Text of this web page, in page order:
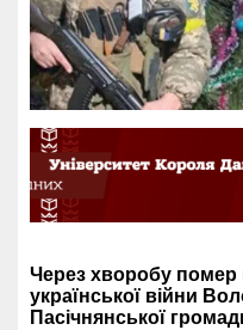
Через хворобу помер
української війни
Пасічнянської